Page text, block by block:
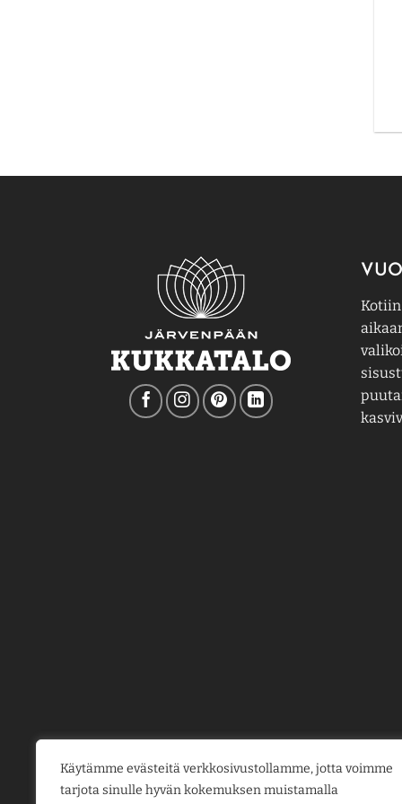
Käytämme evästeitä verkkosivustollamme, jotta voimme
tarjota sinulle hyvän kokemuksen muistamalla